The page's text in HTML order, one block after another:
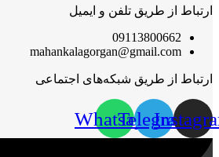
ارتباط از طریق تلفن و ایمیل
09113800662
mahankalagorgan@gmail.com
ارتباط از طریق شبکه‌های اجتماعی
Telegram
Whatsapp